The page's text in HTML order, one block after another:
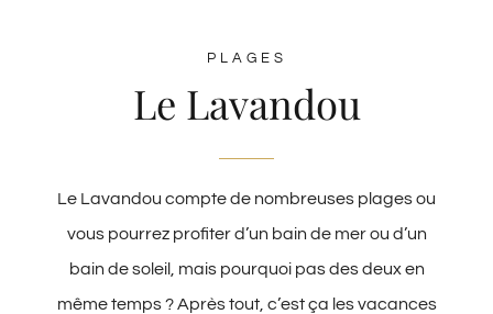
PLAGES
Le Lavandou
Le Lavandou compte de nombreuses plages ou
vous pourrez profiter d’un bain de mer ou d’un
bain de soleil, mais pourquoi pas des deux en
même temps ? Après tout, c’est ça les vacances